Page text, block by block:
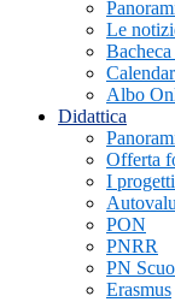
Le
Albo
Didattica
Offerta
I
PON
PNRR
PN
Erasmus